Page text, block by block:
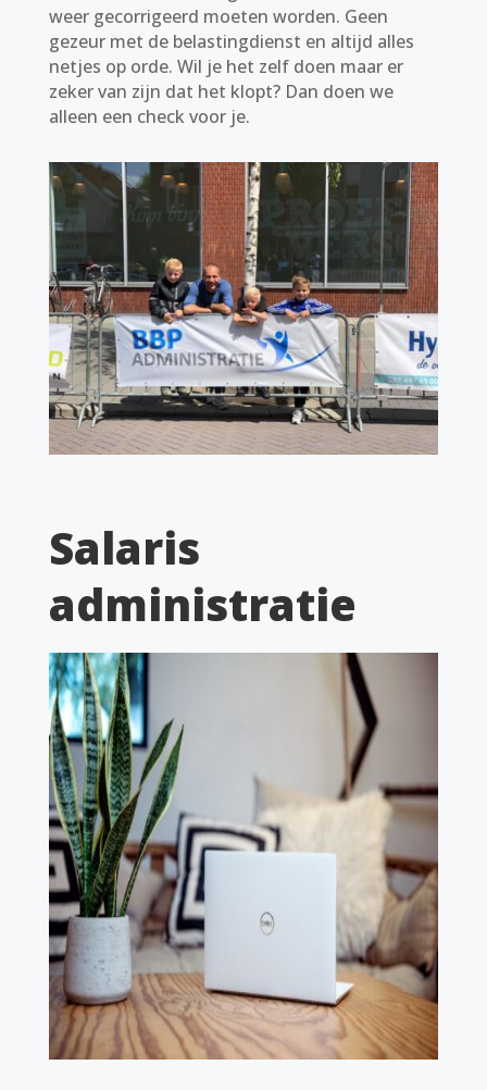
weer gecorrigeerd moeten worden. Geen
gezeur met de belastingdienst en altijd alles
netjes op orde. Wil je het zelf doen maar er
zeker van zijn dat het klopt? Dan doen we
alleen een check voor je.
Salaris
administratie